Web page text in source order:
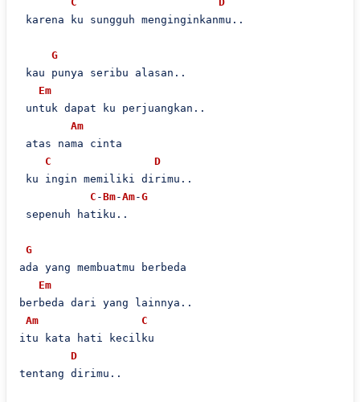
karena ku sungguh menginginkanmu..
G
kau punya seribu alasan..
Em
untuk dapat ku perjuangkan..
Am
atas nama cinta
C
D
ku ingin memiliki dirimu..
C -Bm-Am-G
sepenuh hatiku..
G
ada yang membuatmu berbeda
Em
berbeda dari yang lainnya..
Am
C
itu kata hati kecilku
D
tentang dirimu..